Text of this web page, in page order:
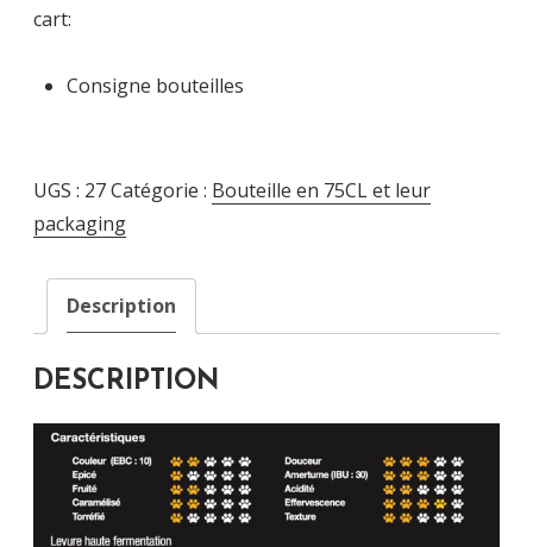
GOLDEN
BELGE
-
Blonde
cart:
Consigne bouteilles
UGS : 27Catégorie : Bouteille en 75CL et leur
packaging
Description
DESCRIPTION